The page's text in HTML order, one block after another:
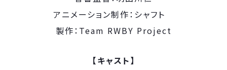
アニメーション制作：シャフト
製作：Team RWBY Project
【キャスト】